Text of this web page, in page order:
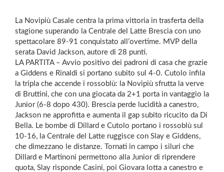
La Novipiù Casale centra la prima vittoria in trasferta della
stagione superando la Centrale del Latte Brescia con uno
spettacolare 89-91 conquistato all’overtime. MVP della
serata David Jackson, autore di 28 punti.
LA PARTITA – Avvio positivo dei padroni di casa che grazie
a Giddens e Rinaldi si portano subito sul 4-0. Cutolo infila
la tripla che accende i rossoblù: la Novipiù sfrutta la verve
di Bruttini, che con una giocata da 2+1 porta in vantaggio la
Junior (6-8 dopo 430). Brescia perde lucidità a canestro,
Jackson ne approfitta e aumenta il gap subito ricucito da Di
Bella. Le bombe di Dillard e Cutolo portano i rossoblù sul
10-16, la Centrale del Latte ruggisce con Slay e Giddens,
che dimezzano le distanze. Tornati in campo i siluri che
Dillard e Martinoni permettono alla Junior di riprendere
quota, Slay risponde Casini, poi Giovara lotta a canestro e